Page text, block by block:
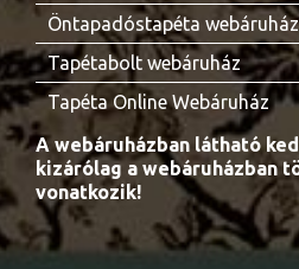
Öntapadóstapéta webáruház
Tapétabolt webáruház
Tapéta Online Webáruház
A webáruházban látható
kizárólag a webáruházban
vonatkozik!